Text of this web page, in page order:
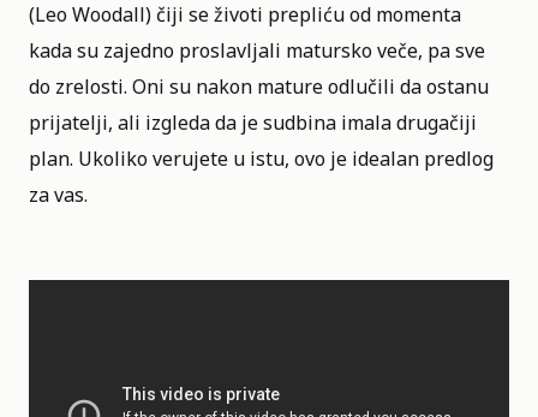
(Leo Woodall) čiji se životi prepliću od momenta
kada su zajedno proslavljali matursko veče, pa sve
do zrelosti. Oni su nakon mature odlučili da ostanu
prijatelji, ali izgleda da je sudbina imala drugačiji
plan. Ukoliko verujete u istu, ovo je idealan predlog
za vas.